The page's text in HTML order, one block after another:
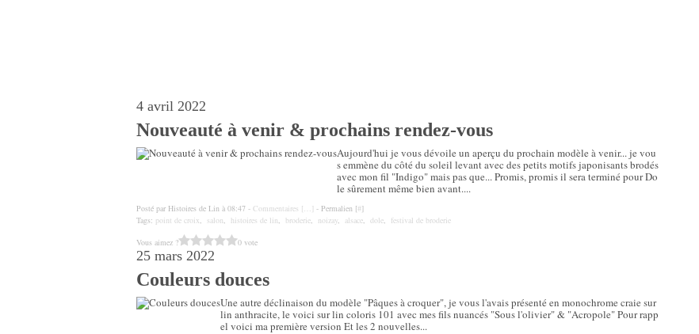
4 avril 2022
Nouveauté à venir & prochains rendez-vous
Aujourd'hui je vous dévoile un aperçu du prochain modèle à venir... je vou
s emmène du côté du soleil levant avec des petits motifs japonisants brodés
avec mon fil "Indigo" mais pas que... Promis, promis il sera terminé pour Do
le sûrement même bien avant....
Posté par Histoires de Lin à 08:47 - Commentaires [… - Permalien [#]
Tags: point de croix, salon, histoires de lin, broderie, noizay, alsace, dole, festival de broderie
Vous aimez ?
0 vote
25 mars 2022
Couleurs douces
Une autre déclinaison du modèle "Pâques à croquer", je vous l'avais présenté en monochrome craie sur
lin anthracite, le voici sur lin coloris 101 avec mes fils nuancés "Sous l'olivier" & "Acropole" Pour rapp
el voici ma première version Et les 2 nouvelles...